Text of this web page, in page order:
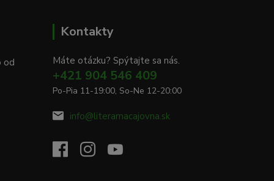
od
Kontakty
Máte otázku? Spýtajte sa nás.
+421 904 546 409
Po-Pia 11-19:00, So-Ne 12-20:00
info@literarnacajovna.sk